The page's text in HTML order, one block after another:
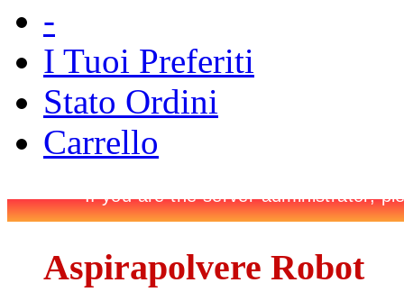
-
I Tuoi Preferiti
Stato Ordini
Carrello
Aspirapolvere Robot